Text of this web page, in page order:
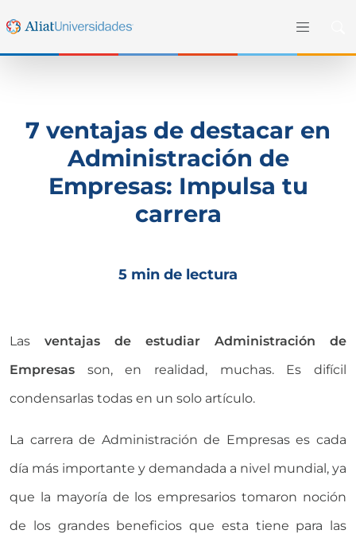
7 ventajas de destacar en
Administración de
Empresas: Impulsa tu
carrera
5 min de lectura
Las ventajas de estudiar Administración de
Empresas son, en realidad, muchas. Es difícil
condensarlas todas en un solo artículo.
La carrera de Administración de Empresas es cada
día más importante y demandada a nivel mundial, ya
que la mayoría de los empresarios tomaron noción
de los grandes beneficios que esta tiene para las